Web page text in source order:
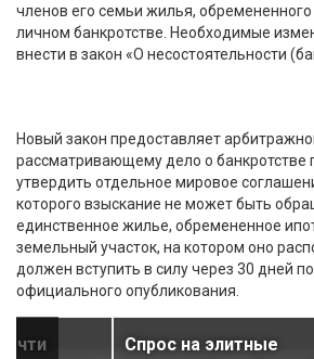
членов его семьи жилья, обремененного
личном банкротстве. Необходимые
внести в закон «О несостоятельности
Новый закон предоставляет
рассматривающему дело о банкротстве
утвердить отдельное мировое
которого взыскание не может быть
единственное жилье, обремененное
земельный участок, на котором оно
должен вступить в силу через 30 дней
официального опубликования.
Спрос на элитные